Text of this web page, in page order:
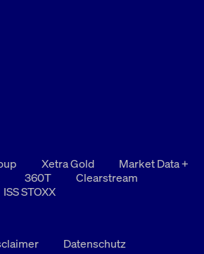
Xetra Gold
Market Data +
360T
Clearstream
ISS STOXX
Datenschutz